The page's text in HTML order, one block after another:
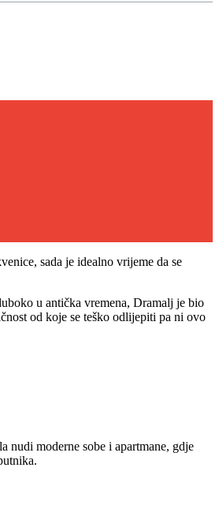
sada je idealno vrijeme da se
u antička vremena, Dramalj je bio
od koje se teško odlijepiti pa ni ovo
moderne sobe i apartmane, gdje